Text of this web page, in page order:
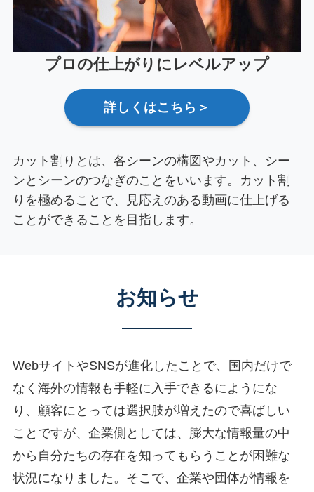
プロの仕上がりにレベルアップ
詳しくはこちら＞
カット割りとは、各シーンの構図やカット、シー
ンとシーンのつなぎのことをいいます。カット割
りを極めることで、見応えのある動画に仕上げる
ことができることを目指します。
お知らせ
WebサイトやSNSが進化したことで、国内だけで
なく海外の情報も手軽に入手できるにようにな
り、顧客にとっては選択肢が増えたので喜ばしい
ことですが、企業側としては、膨大な情報量の中
から自分たちの存在を知ってもらうことが困難な
状況になりました。そこで、企業や団体が情報を